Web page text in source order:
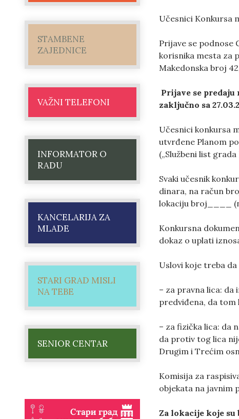
STAMBENE
ZAJEDNICE
VAŽNI TELEFONI
INFORMATOR O
RADU
KANCELARIJA ZA
MLADE
STARI GRAD MISLI
NA TEBE
SENIOR CENTAR
Učesnici Konkursa
Prijave se podnose
korisnika mesta za
Makedonska broj
Prijave se
zaključno sa
Učesnici konkursa
utvrđene Planom
(„Službeni list
Svaki učesnik
dinara, na račun
lokaciju broj____
Konkursna
dokaz o uplati
Uslovi koje treba
– za pravna lica:
predviđena, da
– za fizička lica: da
da protiv tog lica
Drugim i Trećim
Komisija za
objekata na javnim
Za lokacije koje